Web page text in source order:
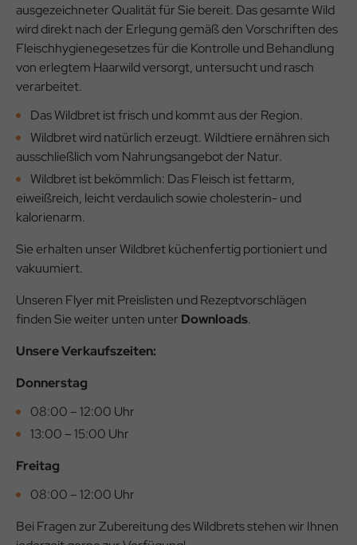
ausgezeichneter Qualität für Sie bereit. Das gesamte Wild
wird direkt nach der Erlegung gemäß den Vorschriften des
Fleischhygienegesetzes für die Kontrolle und Behandlung
von erlegtem Haarwild versorgt, untersucht und rasch
verarbeitet.
Das Wildbret ist frisch und kommt aus der Region.
Wildbret wird natürlich erzeugt. Wildtiere ernähren sich
ausschließlich vom Nahrungsangebot der Natur.
Wildbret ist bekömmlich: Das Fleisch ist fettarm,
eiweißreich, leicht verdaulich sowie cholesterin- und
kalorienarm.
Sie erhalten unser Wildbret küchenfertig portioniert und
vakuumiert.
Unseren Flyer mit Preislisten und Rezeptvorschlägen
finden Sie weiter unten unter Downloads.
Unsere Verkaufszeiten:
Donnerstag
08:00 – 12:00 Uhr
13:00 – 15:00 Uhr
Freitag
08:00 – 12:00 Uhr
Bei Fragen zur Zubereitung des Wildbrets stehen wir Ihnen